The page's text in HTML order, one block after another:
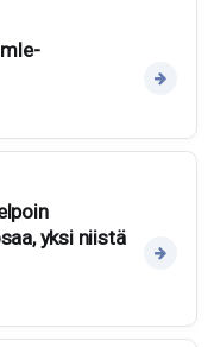
yksi niistä